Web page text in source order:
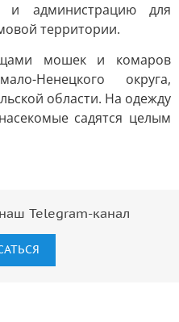
и администрацию для
территории.
мошек и комаров
Ненецкого округа,
области. На одежду
садятся целым
Telegram-канал